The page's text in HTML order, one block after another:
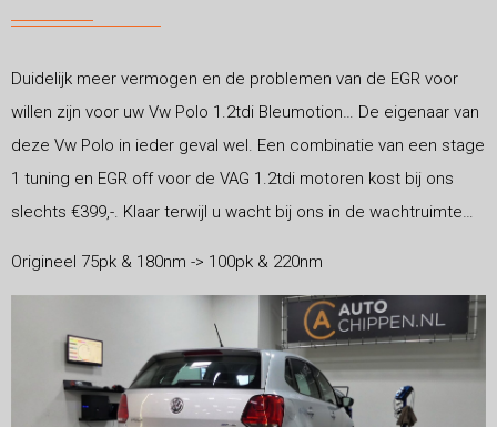
Duidelijk meer vermogen en de problemen van de EGR voor
willen zijn voor uw Vw Polo 1.2tdi Bleumotion… De eigenaar van
deze Vw Polo in ieder geval wel. Een combinatie van een stage
1 tuning en EGR off voor de VAG 1.2tdi motoren kost bij ons
slechts €399,-. Klaar terwijl u wacht bij ons in de wachtruimte…
Origineel 75pk & 180nm -> 100pk & 220nm